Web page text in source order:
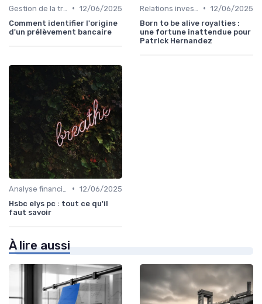
• 12/06/2025
Comment identifier l'origine
d'un prélèvement bancaire
• 12/06/2025
Born to be alive royalties :
une fortune inattendue pour
Patrick Hernandez
• 12/06/2025
Hsbc elys pc : tout ce qu'il
faut savoir
À lire aussi